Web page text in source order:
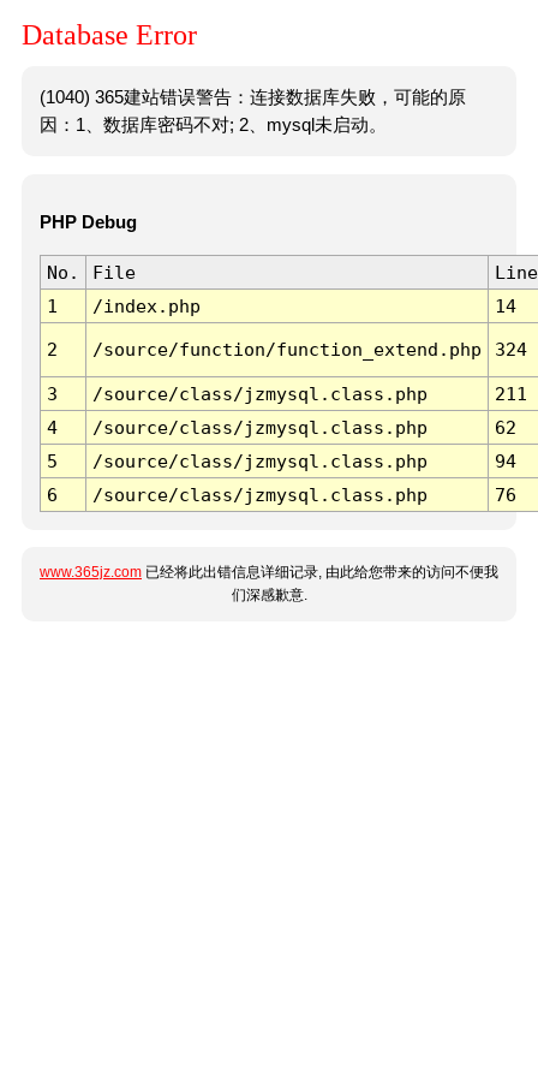
Database Error
(1040) 365建站错误警告：连接数据库失败，可能的原
因：1、数据库密码不对; 2、mysql未启动。
PHP Debug
No. File
Line
1
/index.php 14
2 /source/function/function_extend.php 324
3 /source/class/jzmysql.class.php
211
4
/source/class/jzmysql.class.php
62
5
/source/class/jzmysql.class.php
94
6
/source/class/jzmysql.class.php 76
www.365jz.com 已经将此出错信息详细记录, 由此给您带来的访问不便我
们深感歉意.